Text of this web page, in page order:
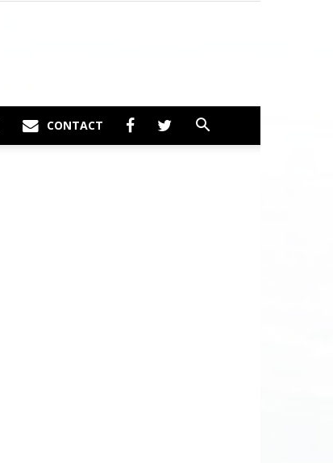
CONTACT